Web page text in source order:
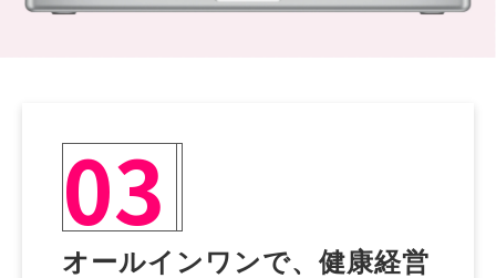
03
オールインワンで、健康経営